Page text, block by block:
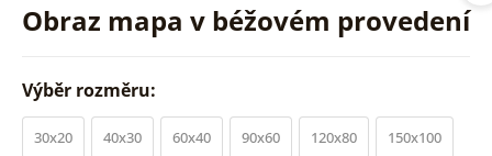
Obraz mapa v béžovém provedení
Výběr rozměru:
30x20 40x30 60x40 90x60 120x80 150x100